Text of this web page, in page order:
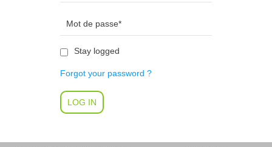
Stay logged
Forgot your password ?